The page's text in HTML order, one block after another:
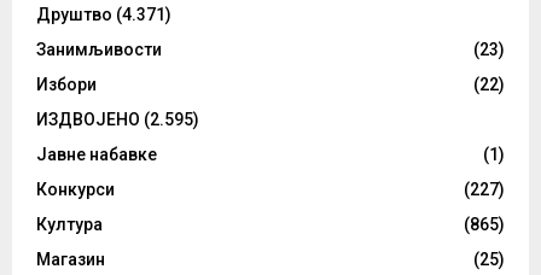
Друштво (4.371)
Занимљивости
(23)
Избори
(22)
ИЗДВОЈЕНО (2.595)
Јавне набавке
(1)
Конкурси
(227)
Култура
(865)
Магазин
(25)